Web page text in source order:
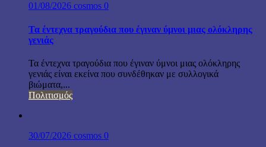
01/08/2026 cosmos 0
Τα έντεχνα τραγούδια που έγιναν ύμνοι μιας ολόκληρης
γενιάς
Τα έντεχνα τραγούδια που έγιναν ύμνοι μιας ολόκληρης
γενιάς είναι εκείνα που συνδέθηκαν με συλλογικά
βιώματα,...
Πολιτισμός
30/07/2026 cosmos 0